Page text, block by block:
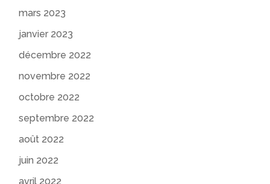
mars 2023
janvier 2023
décembre 2022
novembre 2022
octobre 2022
septembre 2022
août 2022
juin 2022
avril 2022